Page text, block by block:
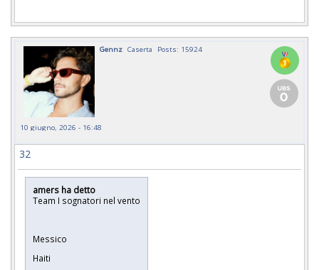
Gennz Caserta Posts: 15924
10 giugno, 2026 - 16:48
32
amers ha detto
Team I sognatori nel vento
Messico
Haiti